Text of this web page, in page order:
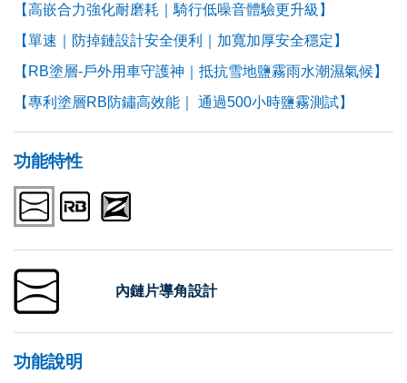
【高嵌合力強化耐磨耗｜騎行低噪音體驗更升級】
【單速｜防掉鏈設計安全便利｜加寬加厚安全穩定】
【RB塗層-戶外用車守護神｜抵抗雪地鹽霧雨水潮濕氣候】
【專利塗層RB防鏽高效能｜ 通過500小時鹽霧測試】
功能特性
內鏈片導角設計
功能說明